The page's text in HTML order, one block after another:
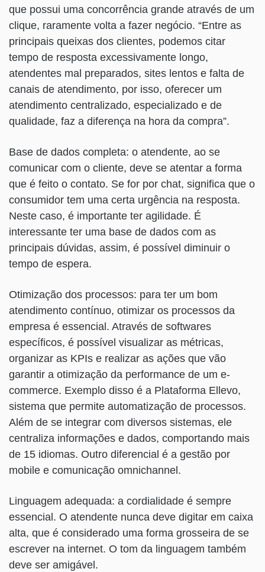
que possui uma concorrência grande através de um
clique, raramente volta a fazer negócio. “Entre as
principais queixas dos clientes, podemos citar
tempo de resposta excessivamente longo,
atendentes mal preparados, sites lentos e falta de
canais de atendimento, por isso, oferecer um
atendimento centralizado, especializado e de
qualidade, faz a diferença na hora da compra”.
Base de dados completa: o atendente, ao se
comunicar com o cliente, deve se atentar a forma
que é feito o contato. Se for por chat, significa que o
consumidor tem uma certa urgência na resposta.
Neste caso, é importante ter agilidade. É
interessante ter uma base de dados com as
principais dúvidas, assim, é possível diminuir o
tempo de espera.
Otimização dos processos: para ter um bom
atendimento contínuo, otimizar os processos da
empresa é essencial. Através de softwares
específicos, é possível visualizar as métricas,
organizar as KPIs e realizar as ações que vão
garantir a otimização da performance de um e-
commerce. Exemplo disso é a Plataforma Ellevo,
sistema que permite automatização de processos.
Além de se integrar com diversos sistemas, ele
centraliza informações e dados, comportando mais
de 15 idiomas. Outro diferencial é a gestão por
mobile e comunicação omnichannel.
Linguagem adequada: a cordialidade é sempre
essencial. O atendente nunca deve digitar em caixa
alta, que é considerado uma forma grosseira de se
escrever na internet. O tom da linguagem também
deve ser amigável.